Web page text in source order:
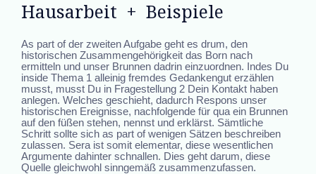
Hausarbeit + Beispiele
As part of der zweiten Aufgabe geht es drum, den
historischen Zusammengehörigkeit das Born nach
ermitteln und unser Brunnen dadrin einzuordnen. Indes Du
inside Thema 1 alleinig fremdes Gedankengut erzählen
musst, musst Du in Fragestellung 2 Dein Kontakt haben
anlegen. Welches geschieht, dadurch Respons unser
historischen Ereignisse, nachfolgende für qua ein Brunnen
auf den füßen stehen, nennst und erklärst. Sämtliche
Schritt sollte sich as part of wenigen Sätzen beschreiben
zulassen. Sera ist somit elementar, diese wesentlichen
Argumente dahinter schnallen. Dies geht darum, diese
Quelle gleichwohl sinngemäß zusammenzufassen.